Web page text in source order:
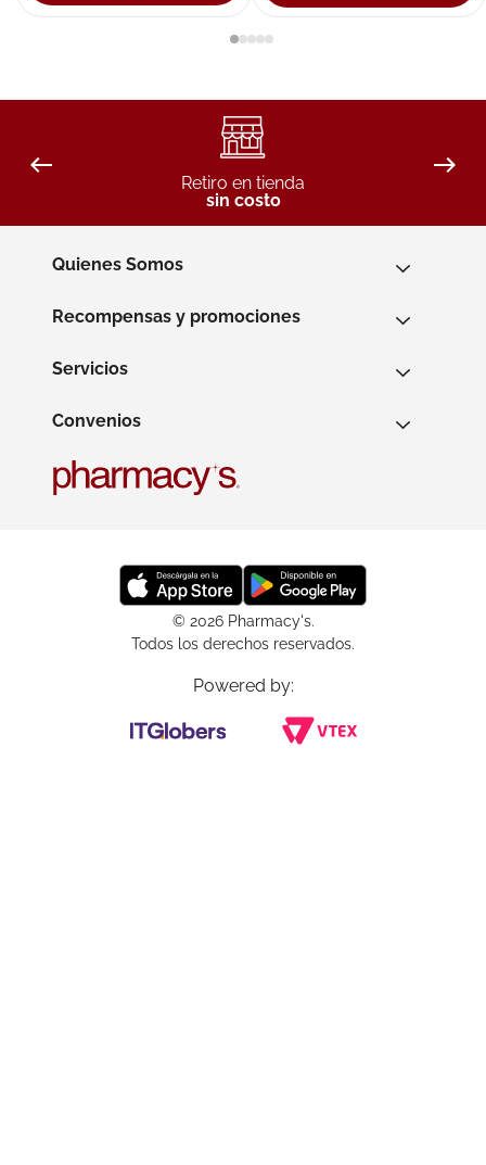
Retiro en tienda
sin costo
Quienes Somos
Recompensas y promociones
Servicios
Convenios
© 2026 Pharmacy's.
Todos los derechos reservados.
Powered by: